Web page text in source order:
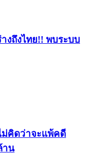
งถึงไทย!! พบระบบ
ม่คิดว่าจะแพ้คดี
าน